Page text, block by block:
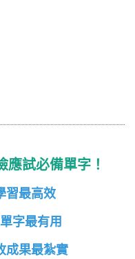
試必備單字！
習最高效
字最有用
成果最紮實